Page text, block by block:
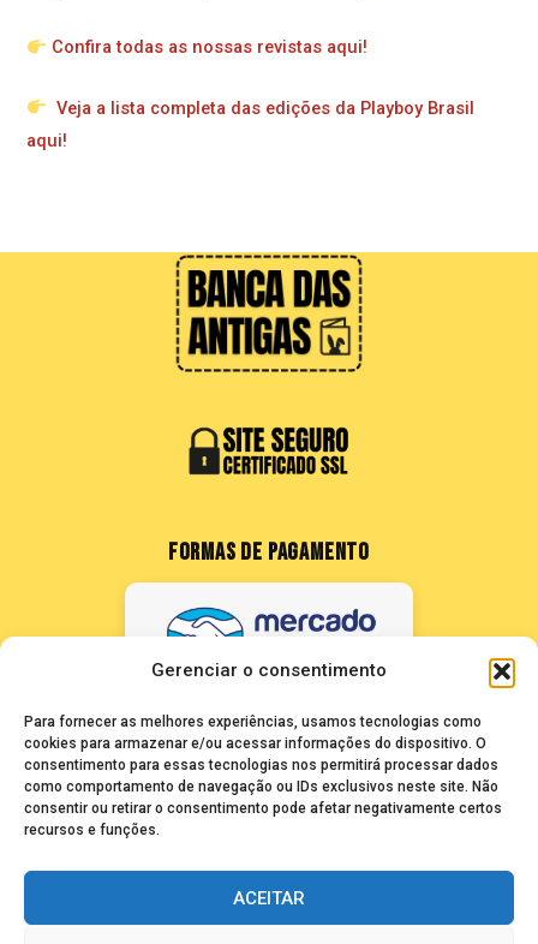
Gerenciar o consentimento
Para fornecer as melhores experiências, usamos tecnologias como
cookies para armazenar e/ou acessar informações do dispositivo. O
consentimento para essas tecnologias nos permitirá processar dados
como comportamento de navegação ou IDs exclusivos neste site. Não
consentir ou retirar o consentimento pode afetar negativamente certos
recursos e funções.
ACEITAR
Confira todas as nossas revistas aqui!
Veja a lista completa das edições da Playboy Brasil
aqui!
FORMAS DE PAGAMENTO
FALE CONOSCO
seuze@bancadasantigas.com